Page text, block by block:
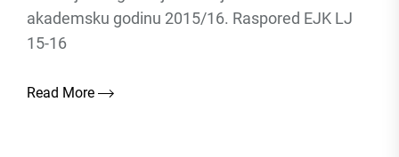
akademsku godinu 2015/16. Raspored EJK LJ
15-16
Read More